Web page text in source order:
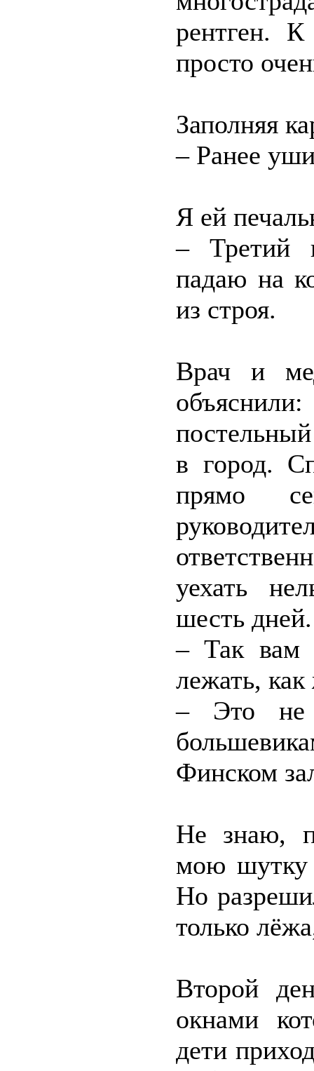
рентген.
просто
Заполняя
– Ранее
Я ей
– Третий
падаю на
из строя.
Врач и
в город.
прямо
уехать
шесть
– Так вам
лежать,
– Это не
Финском
Не знаю,
мою шутку
Но
только
Второй
окнами
дети